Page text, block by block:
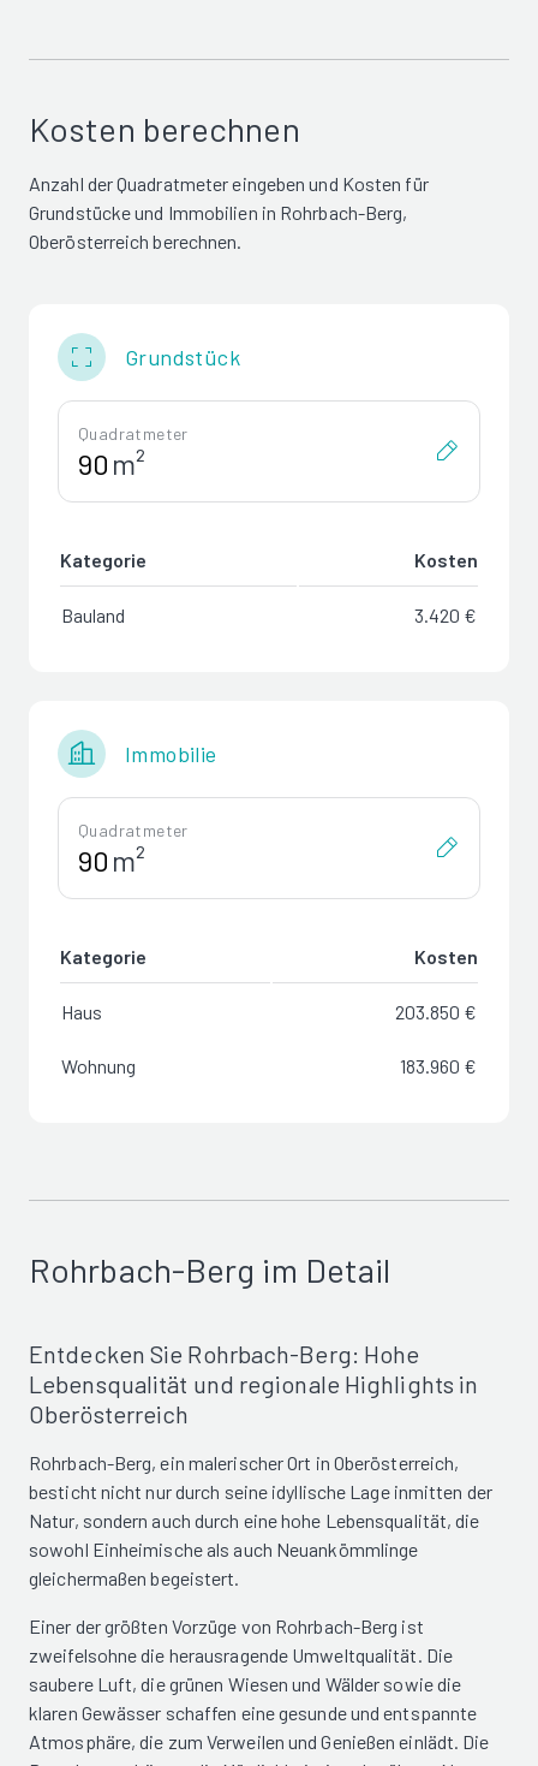
Kosten berechnen
Anzahl der Quadratmeter eingeben und Kosten für
Grundstücke und Immobilien in Rohrbach-Berg,
Oberösterreich berechnen.
Grundstück
Quadratmeter
m²
Kategorie Kosten
Bauland 3.420 €
Immobilie
Quadratmeter
m²
Kategorie Kosten
Haus 203.850 €
Wohnung 183.960 €
Rohrbach-Berg im Detail
Entdecken Sie Rohrbach-Berg: Hohe
Lebensqualität und regionale Highlights in
Oberösterreich
Rohrbach-Berg, ein malerischer Ort in Oberösterreich,
besticht nicht nur durch seine idyllische Lage inmitten der
Natur, sondern auch durch eine hohe Lebensqualität, die
sowohl Einheimische als auch Neuankömmlinge
gleichermaßen begeistert.
Einer der größten Vorzüge von Rohrbach-Berg ist
zweifelsohne die herausragende Umweltqualität. Die
saubere Luft, die grünen Wiesen und Wälder sowie die
klaren Gewässer schaffen eine gesunde und entspannte
Atmosphäre, die zum Verweilen und Genießen einlädt. Die